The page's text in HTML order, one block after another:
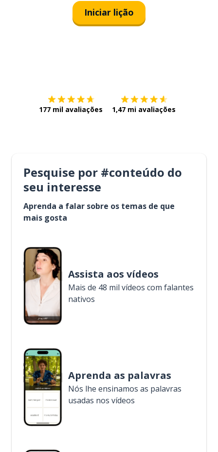
Iniciar lição
177 mil avaliações 1,47 mi avaliações
Pesquise por #conteúdo do
seu interesse
Aprenda a falar sobre os temas de que
mais gosta
Assista aos vídeos
Mais de 48 mil vídeos com falantes
nativos
Aprenda as palavras
Nós lhe ensinamos as palavras
usadas nos vídeos